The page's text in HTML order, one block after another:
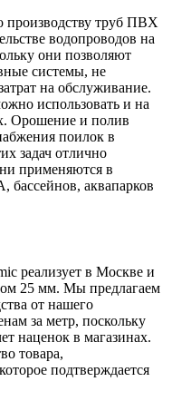
производству труб ПВХ
водопроводов на
они позволяют
системы, не
на обслуживание.
использовать и на
Орошение и полив
поилок в
задач отлично
применяются в
бассейнов, аквапарков
реализует в Москве и
25 мм. Мы предлагаем
от нашего
за метр, поскольку
наценок в магазинах.
товара,
подтверждается